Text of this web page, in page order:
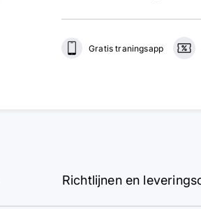
Gratis traningsapp
Richtlijnen en